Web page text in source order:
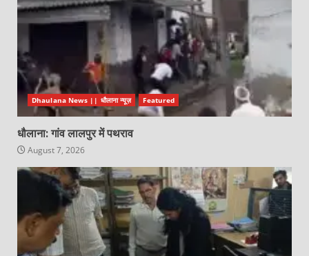
Dhaulana News || धौलाना न्यूज़ Featured
धौलाना: गांव लालपुर में पथराव
August 7, 2026